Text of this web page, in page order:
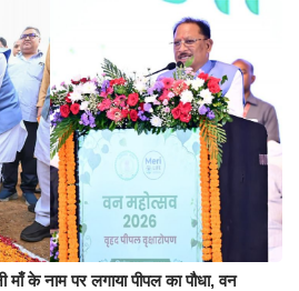
के नाम पर लगाया पीपल का पौधा, वन